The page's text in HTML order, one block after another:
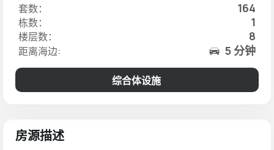
房源描述
套数： 164
栋数： 1
楼层数： 8
距离海边: 5 分钟
综合体设施